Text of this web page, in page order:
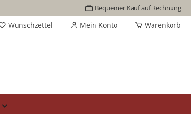
Bequemer Kauf auf Rechnung
Wunschzettel Mein Konto Warenkorb